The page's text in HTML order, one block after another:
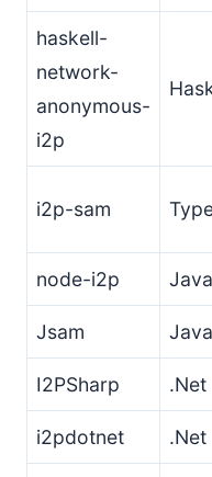
haskell-
network-
anonymous-
i2p
i2p-sam
node-i2p
Jsam Java
I2PSharp .Net
i2pdotnet .Net